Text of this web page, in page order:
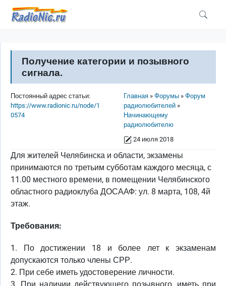
Перейти к основному содержанию
Получение категории и позывного
сигнала.
Строка навигации
Главная Форумы
Форум
радиолюбителей
Начинающему
радиолюбителю
24 июля 2018
Постоянный адрес статьи:
https://www.radionic.ru/node/1
0574
Для жителей Челябинска и области, экзамены
принимаются по третьим субботам каждого месяца, с
11.00 местного времени, в помещении Челябинского
областного радиоклуба ДОСААФ: ул. 8 марта, 108, 4й
этаж.
Требования:
1. По достижении 18 и более лет к экзаменам
допускаются только члены СРР.
2. При себе иметь удостоверение личности.